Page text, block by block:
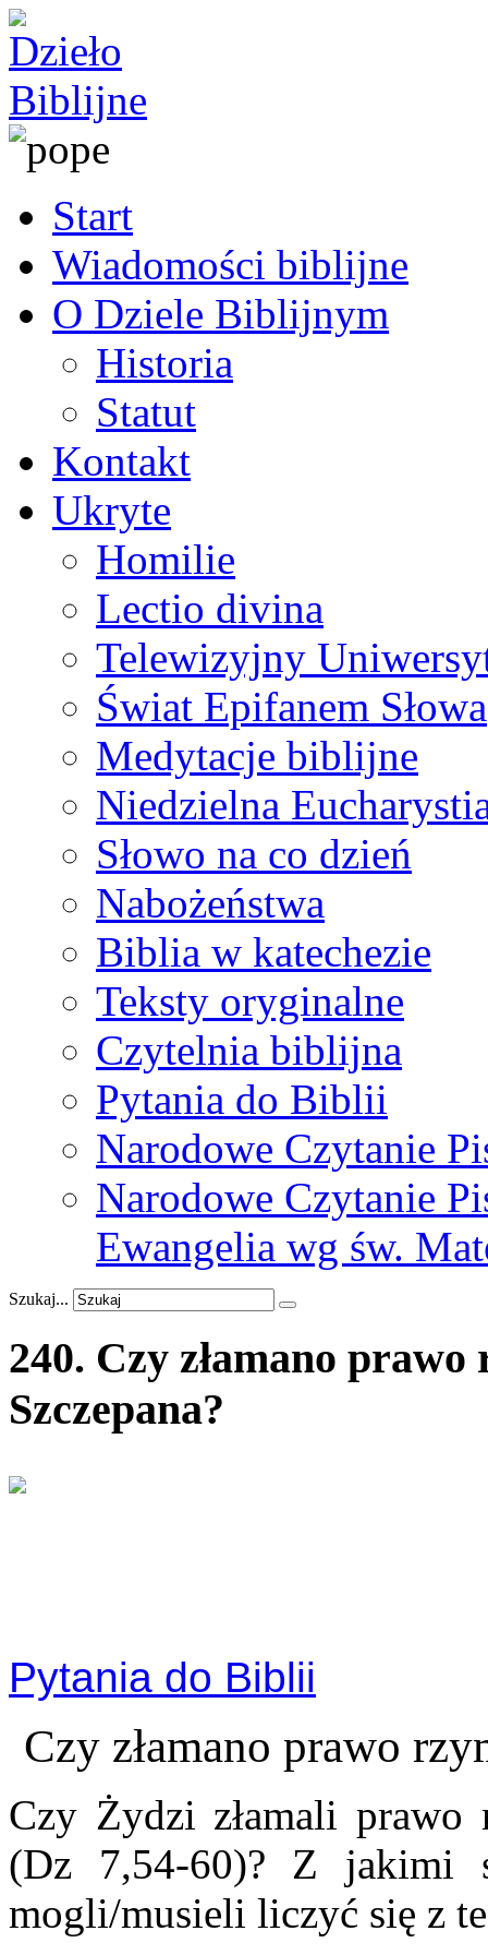
Start
Wiadomości biblijne
O Dziele Biblijnym
Historia
Statut
Kontakt
Ukryte
Homilie
Lectio divina
Telewizyjny
Świat Epifanem Słowa
Medytacje biblijne
Niedzielna
Słowo na co dzień
Nabożeństwa
Biblia w katechezie
Teksty oryginalne
Czytelnia biblijna
Pytania do Biblii
Narodowe Czytanie
Narodowe Czytanie
Ewangelia wg św.
Szukaj...
240. Czy złamano prawo
Szczepana?
Pytania do Biblii
Czy złamano prawo
Czy Żydzi złamali prawo
(Dz 7,54-60)? Z jakimi
mogli/musieli liczyć się z